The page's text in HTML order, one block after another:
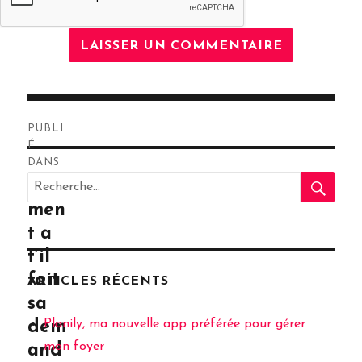
de
l’article
PUBLI
É
DANS
Com
men
t a
t’il
fait
sa
dem
and
Recherche
pour
:
ARTICLES RÉCENTS
Planily, ma nouvelle app préférée pour gérer
mon foyer